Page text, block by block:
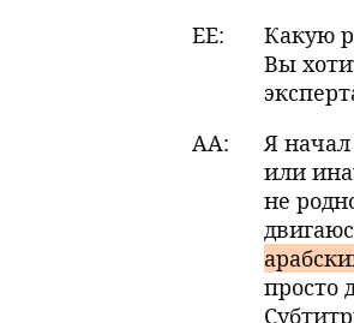
EE:
Какую
Вы
AA:
Я
или
не
просто